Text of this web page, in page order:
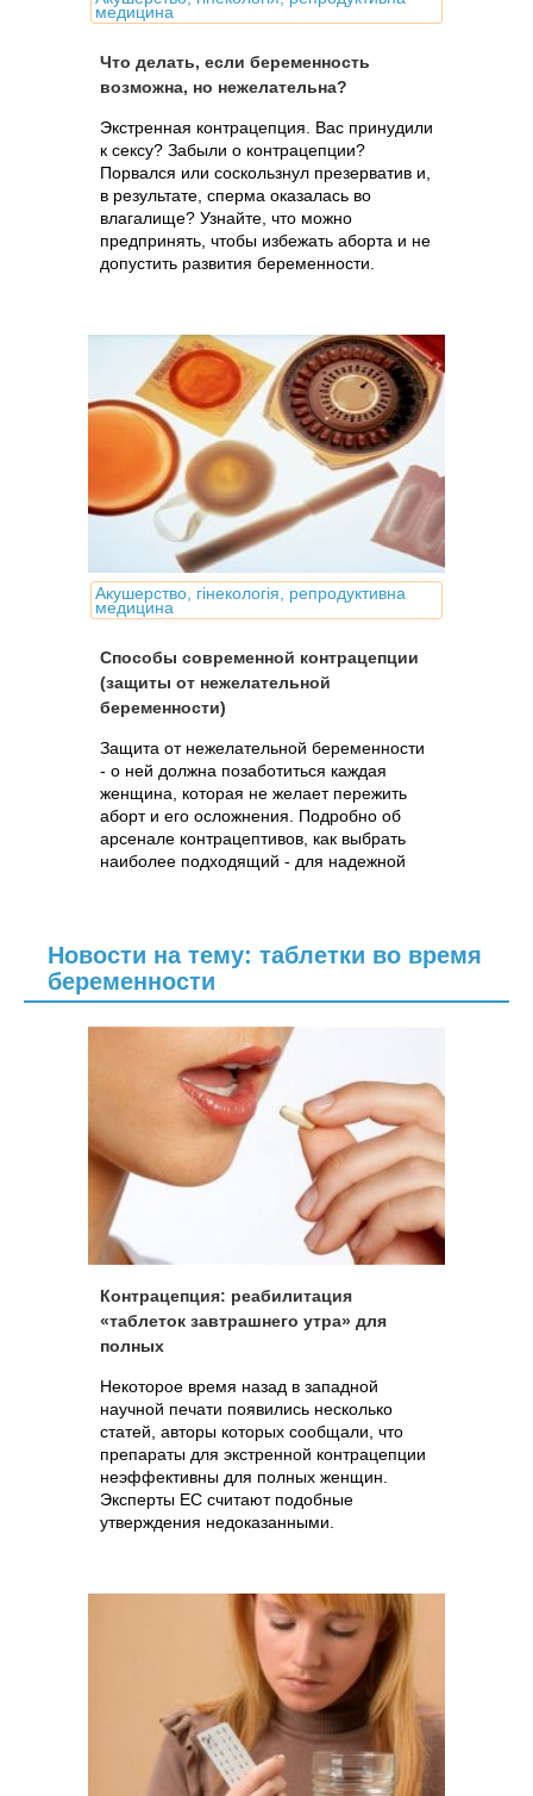
медицина
Что делать, если беременность
возможна, но нежелательна?
Экстренная контрацепция. Вас принудили
к сексу? Забыли о контрацепции?
Порвался или соскользнул презерватив и,
в результате, сперма оказалась во
влагалище? Узнайте, что можно
предпринять, чтобы избежать аборта и не
допустить развития беременности.
Акушерство, гінекологія, репродуктивна
медицина
Способы современной контрацепции
(защиты от нежелательной
беременности)
Защита от нежелательной беременности
- о ней должна позаботиться каждая
женщина, которая не желает пережить
аборт и его осложнения. Подробно об
арсенале контрацептивов, как выбрать
наиболее подходящий - для надежной
Новости на тему: таблетки во время
беременности
Контрацепция: реабилитация
«таблеток завтрашнего утра» для
полных
Некоторое время назад в западной
научной печати появились несколько
статей, авторы которых сообщали, что
препараты для экстренной контрацепции
неэффективны для полных женщин.
Эксперты ЕС считают подобные
утверждения недоказанными.